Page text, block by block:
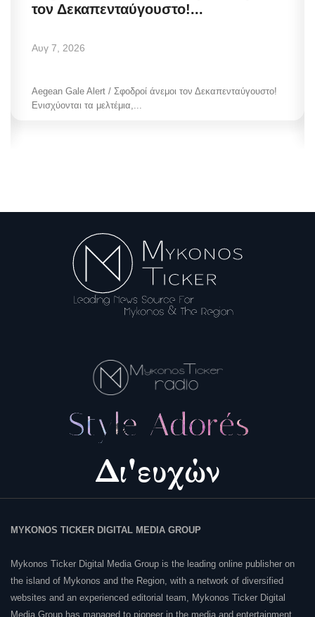
τον Δεκαπενταύγουστο!...
Αυγ 7, 2026
Aegean Gale Alert / Σφοδροί άνεμοι τον Δεκαπενταύγουστο!
Ενισχύονται τα μελτέμια,...
MYKONOS TICKER DIGITAL MEDIA GROUP
Mykonos Ticker Digital Media Group is the leading online publisher on
the island of Mykonos and the Region, with a network of diversified
websites and an experienced editorial team, Mykonos Ticker Digital
Media Group has managed to pioneer in the media and entertainment